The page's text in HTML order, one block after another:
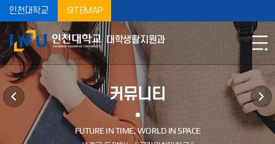
인천대학교 SITEMAP
대학생활지원과
커뮤니티